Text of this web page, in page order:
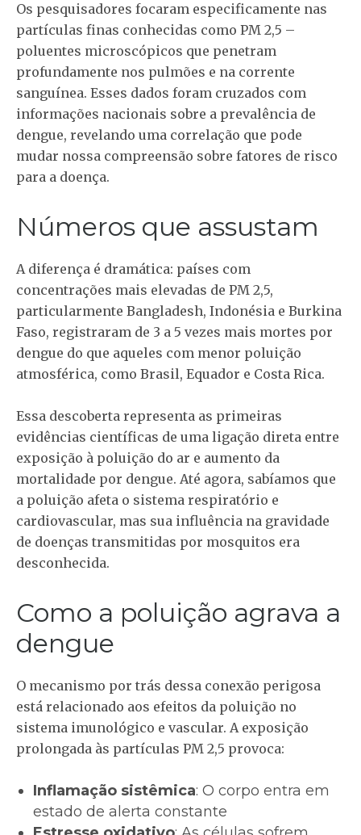
Os pesquisadores focaram especificamente nas
partículas finas conhecidas como PM 2,5 –
poluentes microscópicos que penetram
profundamente nos pulmões e na corrente
sanguínea. Esses dados foram cruzados com
informações nacionais sobre a prevalência de
dengue, revelando uma correlação que pode
mudar nossa compreensão sobre fatores de risco
para a doença.
Números que assustam
A diferença é dramática: países com
concentrações mais elevadas de PM 2,5,
particularmente Bangladesh, Indonésia e Burkina
Faso, registraram de 3 a 5 vezes mais mortes por
dengue do que aqueles com menor poluição
atmosférica, como Brasil, Equador e Costa Rica.
Essa descoberta representa as primeiras
evidências científicas de uma ligação direta entre
exposição à poluição do ar e aumento da
mortalidade por dengue. Até agora, sabíamos que
a poluição afeta o sistema respiratório e
cardiovascular, mas sua influência na gravidade
de doenças transmitidas por mosquitos era
desconhecida.
Como a poluição agrava a
dengue
O mecanismo por trás dessa conexão perigosa
está relacionado aos efeitos da poluição no
sistema imunológico e vascular. A exposição
prolongada às partículas PM 2,5 provoca:
Inflamação sistêmica: O corpo entra em
estado de alerta constante